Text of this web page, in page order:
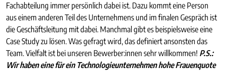
Fachabteilung immer persönlich dabei ist. Dazu kommt eine Person
aus einem anderen Teil des Unternehmens und im finalen Gespräch ist
die Geschäftsleitung mit dabei. Manchmal gibt es beispielsweise eine
Case Study zu lösen. Was gefragt wird, das definiert ansonsten das
Team. Vielfalt ist bei unseren Bewerber:innen sehr willkommen! P.S.:
Wir haben eine für ein Technologieunternehmen hohe Frauenquote